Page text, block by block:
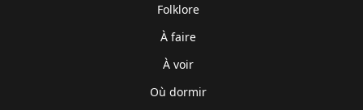
Folklore
À faire
À voir
Où dormir